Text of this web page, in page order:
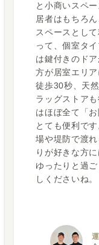
フカボリ記事
と小商いスペ
居者はもちろ
スペースとし
って、個室タ
は鍵付きのド
方が居室エリ
徒歩30秒、天
ラッグストア
はほぼ全て「
とても便利で
場や堤防で渡
りが好きな方
ゆったりと過
しくださいね。